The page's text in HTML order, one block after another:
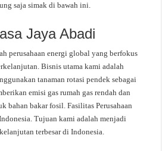
saja simak di bawah ini.
Jaya Abadi
perusahaan energi global yang berfokus
Bisnis utama kami adalah
tanaman rotasi pendek sebagai
emisi gas rumah gas rendah dan
bahan bakar fosil. Fasilitas Perusahaan
Tujuan kami adalah menjadi
terbesar di Indonesia.